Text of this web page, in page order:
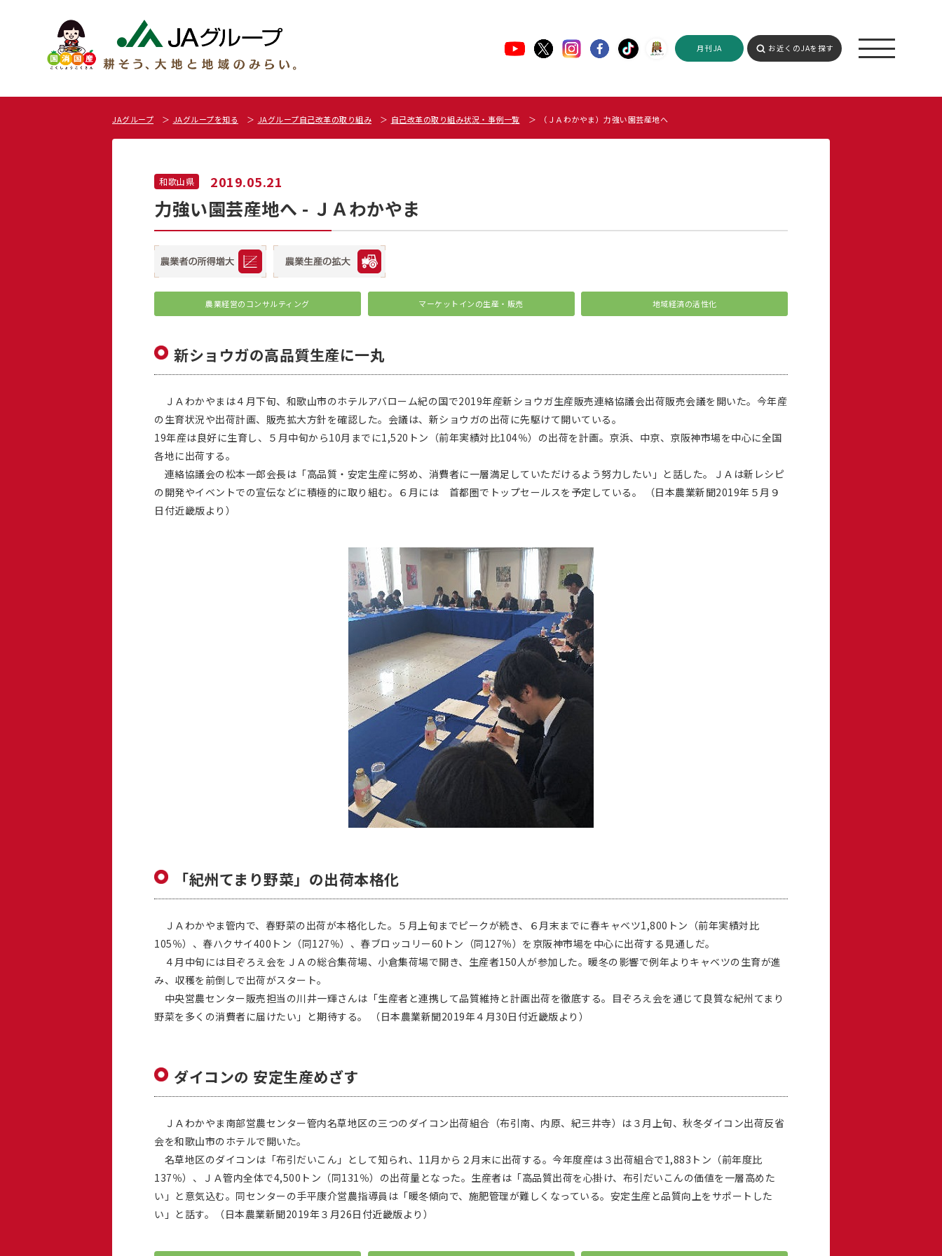
月刊JA お近くのJAを探す
JAグループ JAグループを知る JAグループ自己改革の取り組み 自己改革の取り組み状況・事例一覧 （ＪＡわかやま）力強い園芸産地へ
和歌山県 2019.05.21
力強い園芸産地へ - ＪＡわかやま
農業経営のコンサルティング マーケットインの生産・販売 地域経済の活性化
新ショウガの高品質生産に一丸
ＪＡわかやまは４月下旬、和歌山市のホテルアバローム紀の国で2019年産新ショウガ生産販売連絡協議会出荷販売会議を開いた。今年産
の生育状況や出荷計画、販売拡大方針を確認した。会議は、新ショウガの出荷に先駆けて開いている。
19年産は良好に生育し、５月中旬から10月までに1,520トン（前年実績対比104％）の出荷を計画。京浜、中京、京阪神市場を中心に全国
各地に出荷する。
連絡協議会の松本一郎会長は「高品質・安定生産に努め、消費者に一層満足していただけるよう努力したい」と話した。ＪＡは新レシピ
の開発やイベントでの宣伝などに積極的に取り組む。６月には 首都圏でトップセールスを予定している。 （日本農業新聞2019年５月９
日付近畿版より）
「紀州てまり野菜」の出荷本格化
ＪＡわかやま管内で、春野菜の出荷が本格化した。５月上旬までピークが続き、６月末までに春キャベツ1,800トン（前年実績対比
105％）、春ハクサイ400トン（同127％）、春ブロッコリー60トン（同127％）を京阪神市場を中心に出荷する見通しだ。
４月中旬には目ぞろえ会をＪＡの総合集荷場、小倉集荷場で開き、生産者150人が参加した。暖冬の影響で例年よりキャベツの生育が進
み、収穫を前倒しで出荷がスタート。
中央営農センター販売担当の川井一輝さんは「生産者と連携して品質維持と計画出荷を徹底する。目ぞろえ会を通じて良質な紀州てまり
野菜を多くの消費者に届けたい」と期待する。 （日本農業新聞2019年４月30日付近畿版より）
ダイコンの 安定生産めざす
ＪＡわかやま南部営農センター管内名草地区の三つのダイコン出荷組合（布引南、内原、紀三井寺）は３月上旬、秋冬ダイコン出荷反省
会を和歌山市のホテルで開いた。
名草地区のダイコンは「布引だいこん」として知られ、11月から２月末に出荷する。今年度産は３出荷組合で1,883トン（前年度比
137％）、ＪＡ管内全体で4,500トン（同131％）の出荷量となった。生産者は「高品質出荷を心掛け、布引だいこんの価値を一層高めた
い」と意気込む。同センターの手平康介営農指導員は「暖冬傾向で、施肥管理が難しくなっている。安定生産と品質向上をサポートした
い」と話す。（日本農業新聞2019年３月26日付近畿版より）